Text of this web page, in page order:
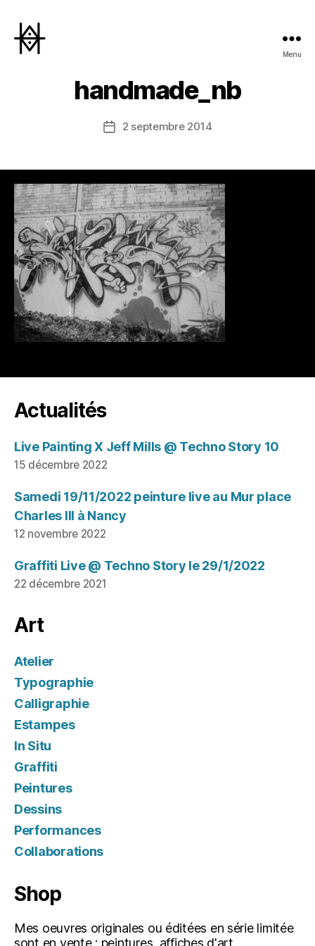
Menu
handmade_nb
Date2 septembre 2014
Actualités
Live Painting X Jeff Mills @ Techno Story 10
15 décembre 2022
Samedi 19/11/2022 peinture live au Mur place
Charles III à Nancy
12 novembre 2022
Graffiti Live @ Techno Story le 29/1/2022
22 décembre 2021
Art
Atelier
Typographie
Calligraphie
Estampes
In Situ
Graffiti
Peintures
Dessins
Performances
Collaborations
Shop
Mes oeuvres originales ou éditées en série limitée
sont en vente : peintures, affiches d'art,